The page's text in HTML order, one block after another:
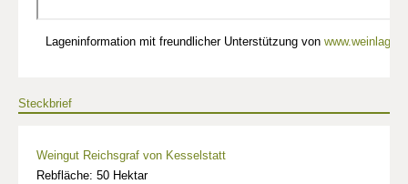
Lageninformation mit freundlicher Unterstützung von
Steckbrief
Weingut Reichsgraf von Kesselstatt
Rebfläche: 50 Hektar